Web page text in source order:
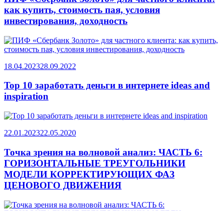
как купить, стоимость пая, условия
инвестирования, доходность
18.04.202328.09.2022
Top 10 заработать деньги в интернете ideas and
inspiration
22.01.202322.05.2020
Точка зрения на волновой анализ: ЧАСТЬ 6:
ГОРИЗОНТАЛЬНЫЕ ТРЕУГОЛЬНИКИ
МОДЕЛИ КОРРЕКТИРУЮЩИХ ФАЗ
ЦЕНОВОГО ДВИЖЕНИЯ